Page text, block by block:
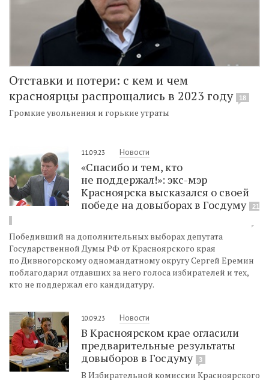
Отставки и потери: с кем и чем
красноярцы распрощались в 2023 году
18
Громкие увольнения и горькие утраты
11.09.23 Новости
«Спасибо и тем, кто
не поддержал!»: экс-мэр
Красноярска высказался о своей
победе на довыборах в Госдуму
21
Победивший на дополнительных выборах депутата
Государственной Думы РФ от Красноярского края
по Дивногорскому одномандатному округу Сергей Еремин
поблагодарил отдавших за него голоса избирателей и тех,
кто не поддержал его кандидатуру.
10.09.23 Новости
В Красноярском крае огласили
предварительные результаты
довыборов в Госдуму
3
В Избирательной комиссии Красноярского